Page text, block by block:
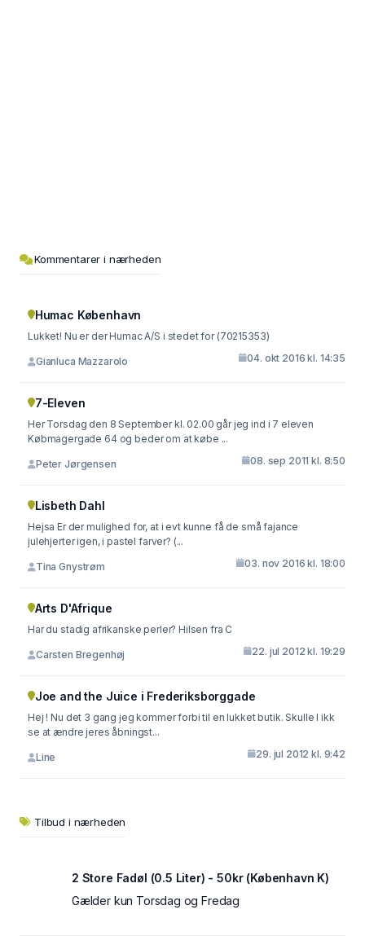
Kommentarer i nærheden
Humac København
Lukket! Nu er der Humac A/S i stedet for (70215353)
Gianluca Mazzarolo 04. okt 2016 kl. 14:35
7-Eleven
Her Torsdag den 8 September kl. 02.00 går jeg ind i 7 eleven
Købmagergade 64 og beder om at købe ...
Peter Jørgensen 08. sep 2011 kl. 8:50
Lisbeth Dahl
Hejsa Er der mulighed for, at i evt kunne få de små fajance
julehjerter igen, i pastel farver? (...
Tina Gnystrøm 03. nov 2016 kl. 18:00
Arts D'Afrique
Har du stadig afrikanske perler? Hilsen fra C
Carsten Bregenhøj 22. jul 2012 kl. 19:29
Joe and the Juice i Frederiksborggade
Hej ! Nu det 3 gang jeg kommer forbi til en lukket butik. Skulle I ikk
se at ændre jeres åbningst...
Line 29. jul 2012 kl. 9:42
Tilbud i nærheden
2 Store Fadøl (0.5 Liter) - 50kr (København K)
Gælder kun Torsdag og Fredag